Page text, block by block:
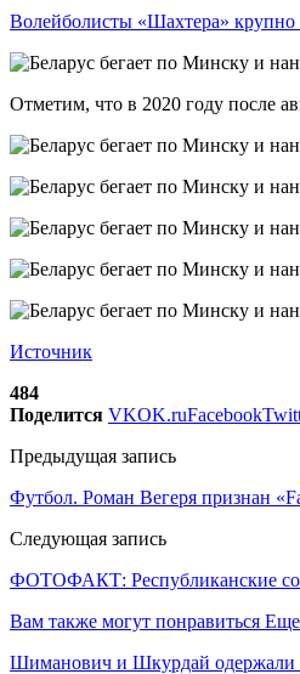
Волейболисты «Шахтера»
Отметим, что в 2020 году после
Источник
484
Поделится VKOK.ruFacebook
Предыдущая запись
Футбол. Роман Вегеря признан
Следующая запись
ФОТОФАКТ: Республиканские
Вам также могут понравиться Еще
Шиманович и Шкурдай одержали